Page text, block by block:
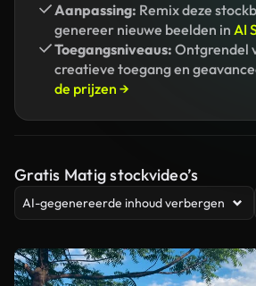
Aanpassing: Remix deze
genereer nieuwe beelden in AI
Toegangsniveaus: Ontgrendel
creatieve toegang en
de prijzen →
Gratis Matig stockvideo’s
AI-gegenereerde inhoud verbergen